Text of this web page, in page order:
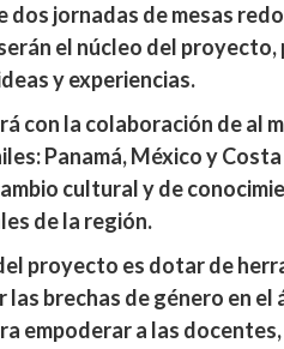
dos jornadas de mesas
el núcleo del
y experiencias.
con la colaboración de al
Panamá, México y
cultural y de
de la región.
proyecto es dotar de
brechas de género en
empoderar a las